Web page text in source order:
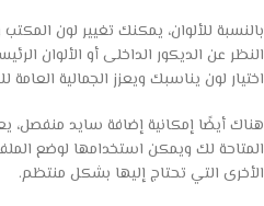
بالنسبة للألوان، يمكنك تغيير لون
النظر عن الديكور الداخلى أو الألوان
اختيار لون يناسبك ويعزز الجمالية العامة
هناك أيضًا إمكانية إضافة سايد منفصل،
المتاحة لك ويمكن استخدامها لوضع
الأخرى التي تحتاج إليها بشكل منتظم.